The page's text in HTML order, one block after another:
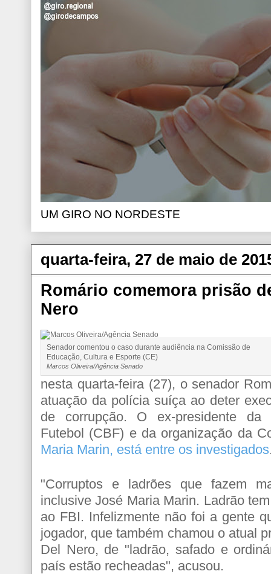
UM GIRO NO NORDESTE
quarta-feira, 27 de maio de
Romário comemora prisão
Nero
Senador comentou o caso durante audiência na Comissão de
Educação, Cultura e Esporte (CE)
Marcos Oliveira/Agência Senado
nesta quarta-feira (27), o senador
atuação da polícia suíça ao deter
de corrupção. O ex-presidente da
Futebol (CBF) e da organização da
Maria Marin, está entre os investigados
"Corruptos e ladrões que fazem
inclusive José Maria Marin. Ladrão
ao FBI. Infelizmente não foi a gente
jogador, que também chamou o atual
Del Nero, de "ladrão, safado e
país estão recheadas", acusou.